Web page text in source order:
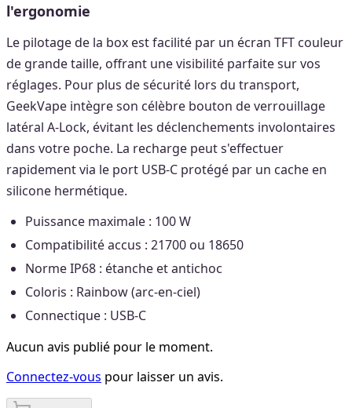
l'ergonomie
Le pilotage de la box est facilité par un écran TFT couleur
de grande taille, offrant une visibilité parfaite sur vos
réglages. Pour plus de sécurité lors du transport,
GeekVape intègre son célèbre bouton de verrouillage
latéral A-Lock, évitant les déclenchements involontaires
dans votre poche. La recharge peut s'effectuer
rapidement via le port USB-C protégé par un cache en
silicone hermétique.
Puissance maximale : 100 W
Compatibilité accus : 21700 ou 18650
Norme IP68 : étanche et antichoc
Coloris : Rainbow (arc-en-ciel)
Connectique : USB-C
Aucun avis publié pour le moment.
Connectez-vous pour laisser un avis.